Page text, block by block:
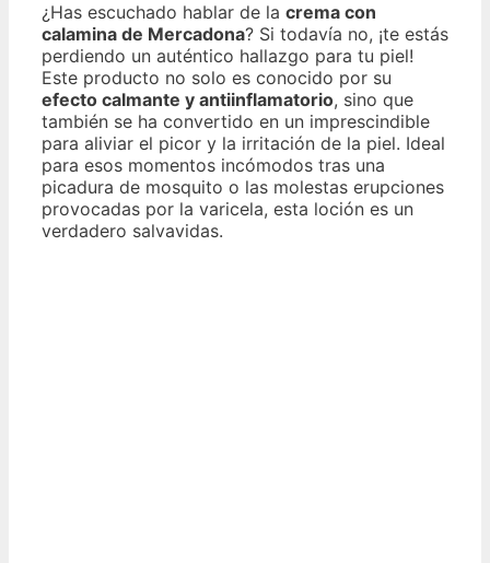
¿Has escuchado hablar de la crema con
calamina de Mercadona? Si todavía no, ¡te estás
perdiendo un auténtico hallazgo para tu piel!
Este producto no solo es conocido por su
efecto calmante y antiinflamatorio, sino que
también se ha convertido en un imprescindible
para aliviar el picor y la irritación de la piel. Ideal
para esos momentos incómodos tras una
picadura de mosquito o las molestas erupciones
provocadas por la varicela, esta loción es un
verdadero salvavidas.